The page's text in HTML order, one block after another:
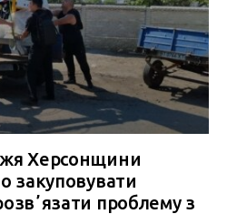
Херсонщини
закуповувати
проблему з